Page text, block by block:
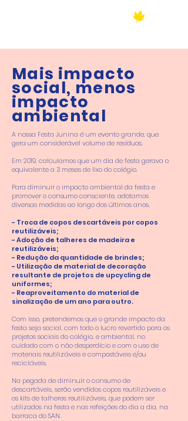
Mais impacto
social, menos
impacto
ambiental
A nossa Festa Junina é um evento grande, que
gera um considerável volume de resíduos.
Em 2019, calculamos que um dia de festa gerava o
equivalente a 3 meses de lixo do colégio.
Para diminuir o impacto ambiental da festa e
promover o consumo consciente, adotamos
diversas medidas ao longo dos últimos anos.
- Troca de copos descartáveis por copos
reutilizáveis;
- Adoção de talheres de madeira e
reutilizáveis;
- Redução da quantidade de brindes;
- Utilização de material de decoração
resultante de projetos de upcycling de
uniformes;
- Reaproveitamento do material de
sinalização de um ano para outro.
Com isso, pretendemos que o grande impacto da
festa seja social, com todo o lucro revertido para os
projetos sociais do colégio, e ambiental, no
cuidado com o não desperdício e com o uso de
materiais reutilizáveis e compostáveis e/ou
recicláveis.
Na pegada de diminuir o consumo de
descartáveis, serão vendidos copos reutilizáveis e
os kits de talheres reutilizáveis, que podem ser
utilizados na festa e nas refeições do dia a dia, na
barraca do SAN.